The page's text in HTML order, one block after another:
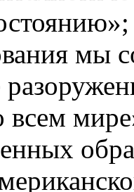
мы
всем